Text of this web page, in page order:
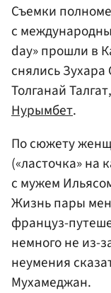
Съемки
с
day» прошли в
снялись
Толганай
Нурымбет.
По сюжету
(«ласточка» на
с мужем
Жизнь пары
француз-
немного не из-
неумения
Мухамеджан.